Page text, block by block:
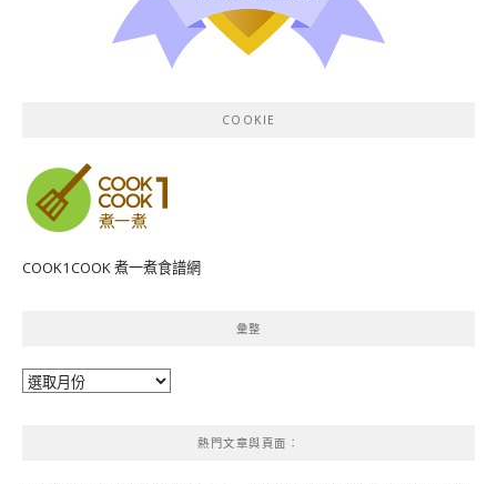
COOKIE
COOK1COOK 煮一煮食譜網
彙整
彙
熱門文章與頁面︰